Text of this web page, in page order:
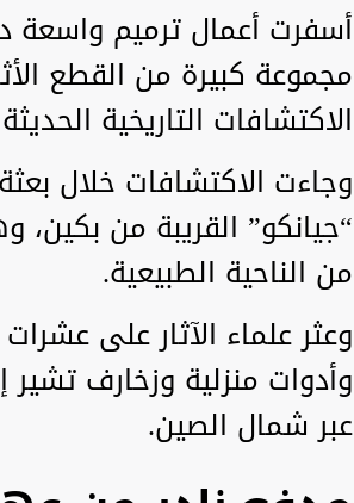
أسفرت أعمال ترميم واسعة
مجموعة كبيرة من القطع
الاكتشافات التاريخية
“جيانكو” القريبة من
من الناحية الطبيعية.
وعثر علماء الآثار على
وأدوات منزلية وزخارف
عبر شمال الصين.